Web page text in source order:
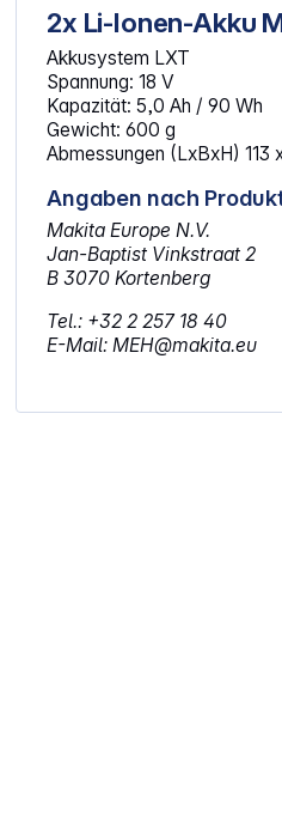
Artikelinformationen
2x Li-Ionen-Akku
Akkusystem LXT
Spannung: 18 V
Kapazität: 5,0 Ah / 90 Wh
Gewicht: 600 g
Abmessungen (LxBxH) 113
Angaben nach
Makita Europe N.V.
Jan-Baptist Vinkstraat 2
B 3070 Kortenberg
Tel.: +32 2 257 18 40
E-Mail: MEH@makita.eu